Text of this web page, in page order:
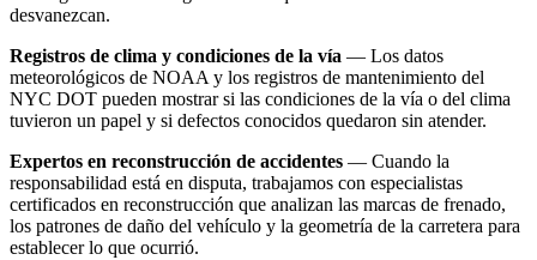
desvanezcan.
Registros de clima y condiciones de la vía — Los datos
meteorológicos de NOAA y los registros de mantenimiento del
NYC DOT pueden mostrar si las condiciones de la vía o del clima
tuvieron un papel y si defectos conocidos quedaron sin atender.
Expertos en reconstrucción de accidentes — Cuando la
responsabilidad está en disputa, trabajamos con especialistas
certificados en reconstrucción que analizan las marcas de frenado,
los patrones de daño del vehículo y la geometría de la carretera para
establecer lo que ocurrió.